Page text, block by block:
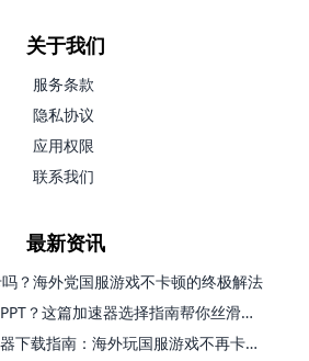
关于我们
服务条款
隐私协议
应用权限
联系我们
最新资讯
？海外党国服游戏不卡顿的终极解法
海外党打枪神纪卡成PPT？这篇加速器选择指南帮你丝滑上分
美国打我的起源加速器下载指南：海外玩国服游戏不再卡的终极方案